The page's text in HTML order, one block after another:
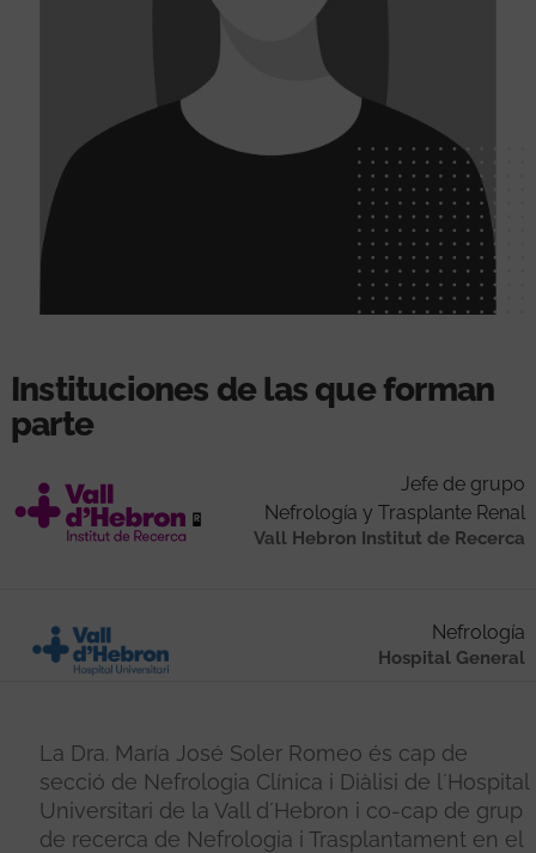
Instituciones de las que forman
parte
Jefe de grupo
Nefrología y Trasplante Renal
Vall Hebron Institut de Recerca
Nefrología
Hospital General
La Dra. María José Soler Romeo és cap de
secció de Nefrologia Clínica i Diàlisi de l´Hospital
Universitari de la Vall d´Hebron i co-cap de grup
de recerca de Nefrologia i Trasplantament en el